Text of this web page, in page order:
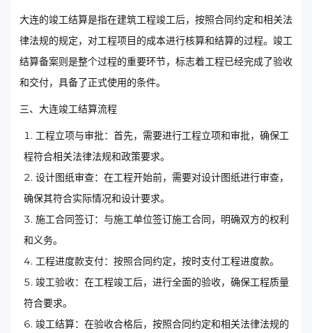
大连的竣工结算是指在建筑工程竣工后，按照合同约定和相关法
律法规的规定，对工程项目的成本进行核算和结算的过程。竣工
结算备案则是整个过程的重要环节，标志着工程已经完成了验收
和交付，具备了正式使用的条件。
三、大连竣工结算流程
工程立项与审批：首先，需要进行工程立项和审批，确保工
程符合相关法律法规和政策要求。
设计图纸审查：在工程开始前，需要对设计图纸进行审查，
确保其符合实际情况和设计要求。
施工合同签订：与施工单位签订施工合同，明确双方的权利
和义务。
工程进度款支付：按照合同约定，按时支付工程进度款。
竣工验收：在工程竣工后，进行全面的验收，确保工程质量
符合要求。
竣工结算：在验收合格后，按照合同约定和相关法律法规的